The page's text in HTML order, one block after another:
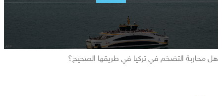
هل محاربة التضخم في تركيا في طريقها الصحيح؟